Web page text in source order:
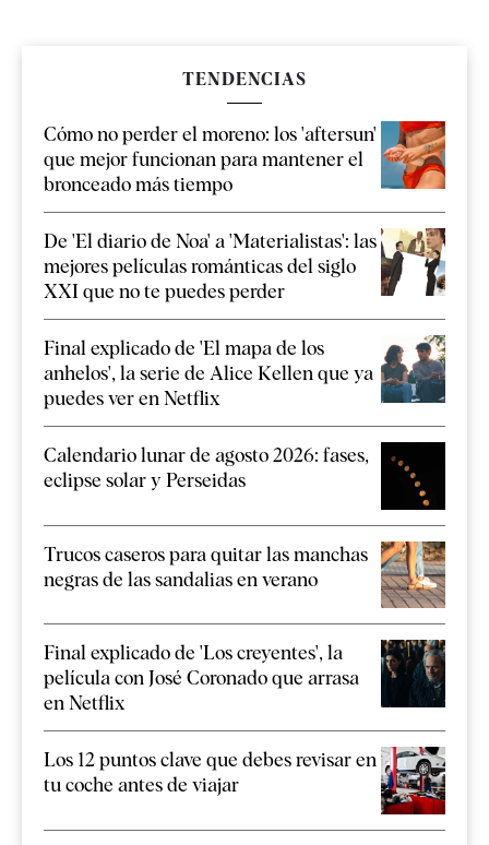
TENDENCIAS
Cómo no perder el moreno: los 'aftersun'
que mejor funcionan para mantener el
bronceado más tiempo
De 'El diario de Noa' a 'Materialistas': las
mejores películas románticas del siglo
XXI que no te puedes perder
Final explicado de 'El mapa de los
anhelos', la serie de Alice Kellen que ya
puedes ver en Netflix
Calendario lunar de agosto 2026: fases,
eclipse solar y Perseidas
Trucos caseros para quitar las manchas
negras de las sandalias en verano
Final explicado de 'Los creyentes', la
película con José Coronado que arrasa
en Netflix
Los 12 puntos clave que debes revisar en
tu coche antes de viajar